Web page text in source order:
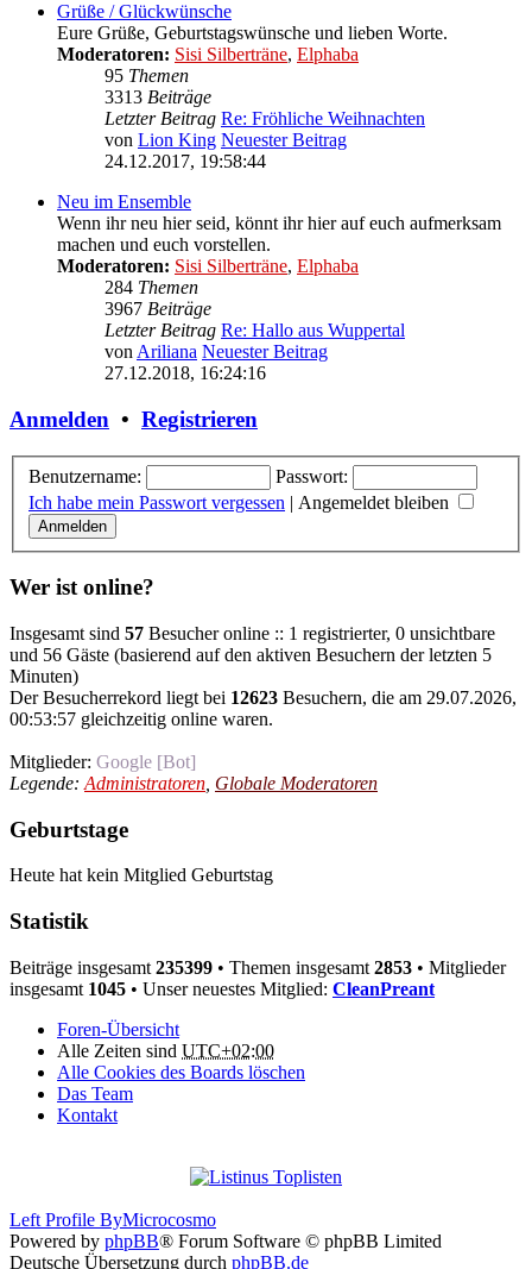
Grüße / Glückwünsche
Eure Grüße, Geburtstagswünsche und lieben Worte.
Moderatoren: Sisi Silberträne, Elphaba
95 Themen
3313 Beiträge
Letzter Beitrag Re: Fröhliche Weihnachten
von Lion King Neuester Beitrag
24.12.2017, 19:58:44
Neu im Ensemble
Wenn ihr neu hier seid, könnt ihr hier auf euch aufmerksam
machen und euch vorstellen.
Moderatoren: Sisi Silberträne, Elphaba
284 Themen
3967 Beiträge
Letzter Beitrag Re: Hallo aus Wuppertal
vonAriliana Neuester Beitrag
27.12.2018, 16:24:16
Anmelden • Registrieren
Benutzername:
Passwort:
Ich habe mein Passwort vergessen | Angemeldet bleiben
Wer ist online?
Insgesamt sind 57 Besucher online :: 1 registrierter, 0 unsichtbare
und 56 Gäste (basierend auf den aktiven Besuchern der letzten 5
Minuten)
Der Besucherrekord liegt bei 12623 Besuchern, die am 29.07.2026,
00:53:57 gleichzeitig online waren.
Mitglieder: Google [Bot]
Legende: Administratoren Globale Moderatoren
Geburtstage
Heute hat kein Mitglied Geburtstag
Statistik
Beiträge insgesamt 235399 • Themen insgesamt 2853 • Mitglieder
insgesamt 1045 • Unser neuestes Mitglied: CleanPreant
Foren-Übersicht
Alle Zeiten sind UTC+02:00
Alle Cookies des Boards löschen
Das Team
Kontakt
Left Profile ByMicrocosmo
Powered by phpBB® Forum Software © phpBB Limited
Deutsche Übersetzung durch phpBB.de